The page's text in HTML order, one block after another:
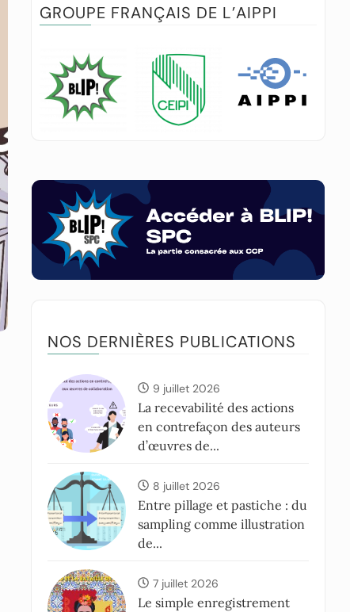
GROUPE FRANÇAIS DE L’AIPPI
NOS DERNIÈRES PUBLICATIONS
9 juillet 2026
La recevabilité des actions
en contrefaçon des auteurs
d’œuvres de...
8 juillet 2026
Entre pillage et pastiche : du
sampling comme illustration
de...
7 juillet 2026
Le simple enregistrement